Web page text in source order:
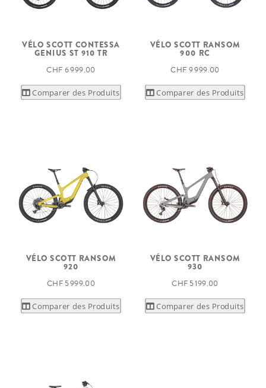
VÉLO SCOTT CONTESSA
GENIUS ST 910 TR
CHF 6 999.00
Comparer des Produits
VÉLO SCOTT RANSOM
900 RC
CHF 9 999.00
Comparer des Produits
VÉLO SCOTT RANSOM
920
CHF 5 999.00
Comparer des Produits
VÉLO SCOTT RANSOM
930
CHF 5 199.00
Comparer des Produits